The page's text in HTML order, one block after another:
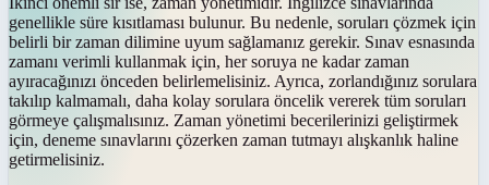
genellikle süre kısıtlaması bulunur. Bu nedenle, soruları çözmek için
belirli bir zaman dilimine uyum sağlamanız gerekir. Sınav esnasında
zamanı verimli kullanmak için, her soruya ne kadar zaman
ayıracağınızı önceden belirlemelisiniz. Ayrıca, zorlandığınız sorulara
takılıp kalmamalı, daha kolay sorulara öncelik vererek tüm soruları
görmeye çalışmalısınız. Zaman yönetimi becerilerinizi geliştirmek
için, deneme sınavlarını çözerken zaman tutmayı alışkanlık haline
getirmelisiniz.